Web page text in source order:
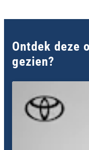
Ontdek deze
gezien?